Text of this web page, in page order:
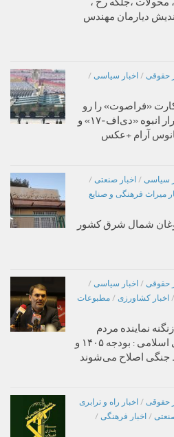
دیارمان مهندس
حقوقی / اخبار سیاسی /
«فراصوت» را رو
کرد/ وحشت در پنتاگون؛ استقرار انبوه «دی‌اف‑۱۷» و
آرام +عکس
سیاسی / اخبار صنعتی /
میراث فرهنگی و صنایع
شمال شرق کشور
حقوقی / اخبار سیاسی /
/ اخبار کشاورزی / مطبوعات
نماینده مردم
تربت حیدریه در مجلس شورای اسلامی : بودجه ۱۴۰۵ و
جنگی اصلاح می‌شوند
حقوقی / اخبار راه و ترابری
/ اخبار فرهنگی /